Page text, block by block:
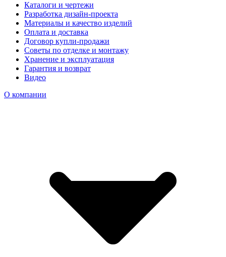
Каталоги и чертежи
Разработка дизайн-проекта
Материалы и качество изделий
Оплата и доставка
Договор купли-продажи
Советы по отделке и монтажу
Хранение и эксплуатация
Гарантия и возврат
Видео
О компании